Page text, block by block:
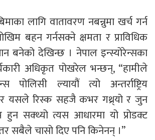
लागि वातावरण नबन्नुमा खर्च गर्न
बहन गर्नसक्ने क्षमता र प्राविधिक
बनेको देखिन्छ । नेपाल इन्स्योरेन्सका
अधिकृत पोखरेल भन्छन्, “हामीले
पोलिसी ल्यायौं त्यो अन्तर्राष्ट्रिय
र यसले रिस्क सहजै कभर गथ्र्यो र जुन
सक्थ्यो त्यस आधारमा यो प्रोडक्ट
सबैले चासो दिए पनि किनेनन् ।”